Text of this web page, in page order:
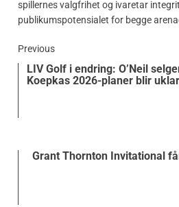
spillernes valgfrihet og ivaretar
publikumspotensialet for begge
Previous
LIV Golf i endring: O’Neil
Koepkas 2026-planer blir
Grant Thornton Invitational